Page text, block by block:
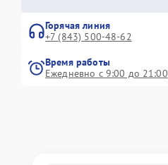
Горячая линия
+7 (843) 500-48-62
Время работы
Ежедневно с 9:00 до 21:00